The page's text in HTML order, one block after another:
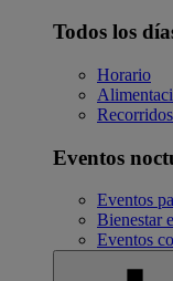
Todos los
Horario
Eventos
Eventos
Bienestar
Eventos